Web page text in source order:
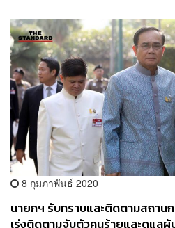
8 กุมภาพันธ์ 2020
นายกฯ รับทราบและติดตามสถาน
เร่งติดตามจับตัวคนร้ายและดูแลผู้